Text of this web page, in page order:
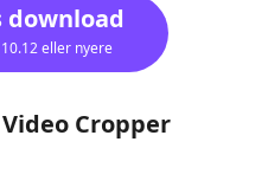
download
eller nyere
Cropper